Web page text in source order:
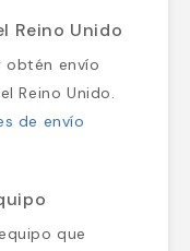
Reino Unido
obtén envío
Reino Unido.
de envío
que